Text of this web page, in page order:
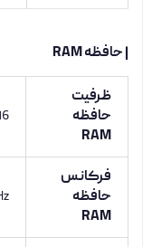
| حافظه RAM
ظرفیت
حافظه
RAM
16
فرکانس
حافظه
RAM